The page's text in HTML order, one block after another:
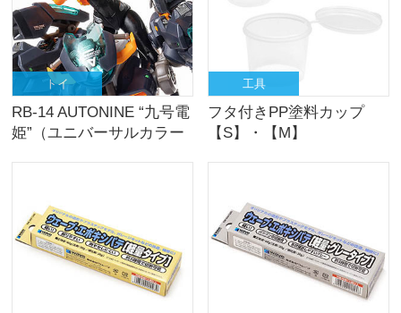
トイ
RB-14 AUTONINE “九号電
姫”（ユニバーサルカラー
工具
フタ付きPP塗料カップ
【S】・【M】